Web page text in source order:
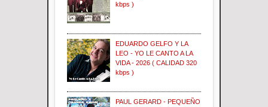
kbps )
EDUARDO GELFO Y LA
LEO - YO LE CANTO A LA
VIDA - 2026 ( CALIDAD 320
kbps )
PAUL GERARD - PEQUEÑO